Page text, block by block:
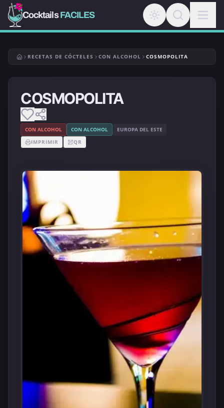
CocktailsFACILES
RECETAS DE CÓCTELES CON ALCOHOL COSMOPOLITA
COSMOPOLITA
CON ALCOHOL CON ALCOHOL
EUROPA DEL ESTE
IMPRIMIR
QR